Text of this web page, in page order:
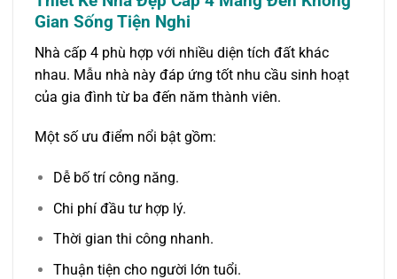
Gian Sống Tiện Nghi
Nhà cấp 4 phù hợp với nhiều diện tích đất khác
nhau. Mẫu nhà này đáp ứng tốt nhu cầu sinh hoạt
của gia đình từ ba đến năm thành viên.
Một số ưu điểm nổi bật gồm:
Dễ bố trí công năng.
Chi phí đầu tư hợp lý.
Thời gian thi công nhanh.
Thuận tiện cho người lớn tuổi.